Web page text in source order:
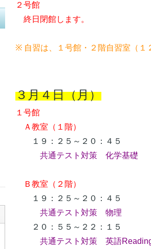
２号館
終日閉館します。
※ 自習は、１号館・２階自習室（１
３月４日（月）
１号館
Ａ教室（１階）
１９：２５～２０：４５
共通テスト対策 化学基礎
Ｂ教室（２階）
１９：２５～２０：４５
共通テスト対策 物理
２０：５５～２２：１５
共通テスト対策 英語Reading